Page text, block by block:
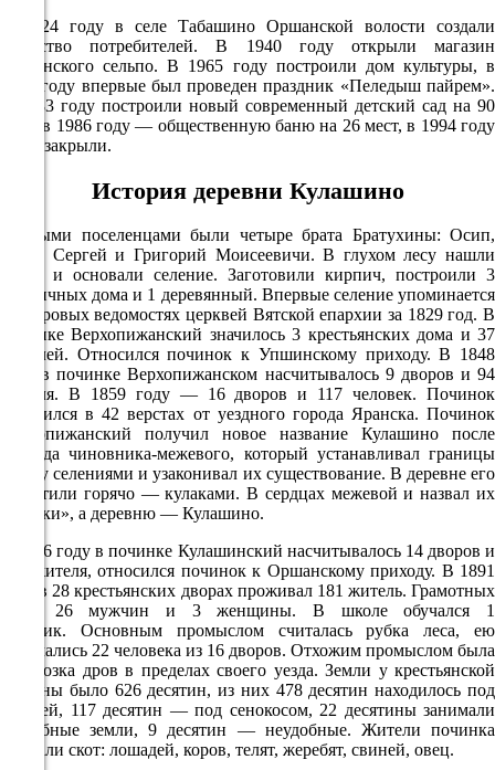
3.8
271°
08.08
757
4.6
271°
08.08
12:00
23.4°
758
71%
3.6
284°
08.08
15:00
24.3°
758
В 1924 году в селе Табашино Оршанской волости создали
общество потребителей. В 1940 году открыли магазин
Оршанского сельпо. В 1965 году построили дом культуры, в
1966 году впервые был проведен праздник «Пеледыш пайрем».
В 1983 году построили новый современный детский сад на 90
мест, в 1986 году — общественную баню на 26 мест, в 1994 году
баню закрыли.
История деревни Кулашино
Первыми поселенцами были четыре брата Братухины: Осип,
Иван, Сергей и Григорий Моисеевичи. В глухом лесу нашли
речку и основали селение. Заготовили кирпич, построили 3
кирпичных дома и 1 деревянный. Впервые селение упоминается
в клировых ведомостях церквей Вятской епархии за 1829 год. В
починке Верхопижанский значилось 3 крестьянских дома и 37
жителей. Относился починок к Упшинскому приходу. В 1848
году в починке Верхопижанском насчитывалось 9 дворов и 94
жителя. В 1859 году — 16 дворов и 117 человек. Починок
находился в 42 верстах от уездного города Яранска. Починок
Верхопижанский получил новое название Кулашино после
приезда чиновника-межевого, который устанавливал границы
между селениями и узаконивал их существование. В деревне его
встретили горячо — кулаками. В сердцах межевой и назвал их
«кулаки», а деревню — Кулашино.
В 1866 году в починке Кулашинский насчитывалось 14 дворов и
103 жителя, относился починок к Оршанскому приходу. В 1891
году в 28 крестьянских дворах проживал 181 житель. Грамотных
было 26 мужчин и 3 женщины. В школе обучался 1
мальчик. Основным промыслом считалась рубка леса, ею
занимались 22 человека из 16 дворов. Отхожим промыслом была
перевозка дров в пределах своего уезда. Земли у крестьянской
общины было 626 десятин, из них 478 десятин находилось под
пашней, 117 десятин — под сенокосом, 22 десятины занимали
усадебные земли, 9 десятин — неудобные. Жители починка
держали скот: лошадей, коров, телят, жеребят, свиней, овец.